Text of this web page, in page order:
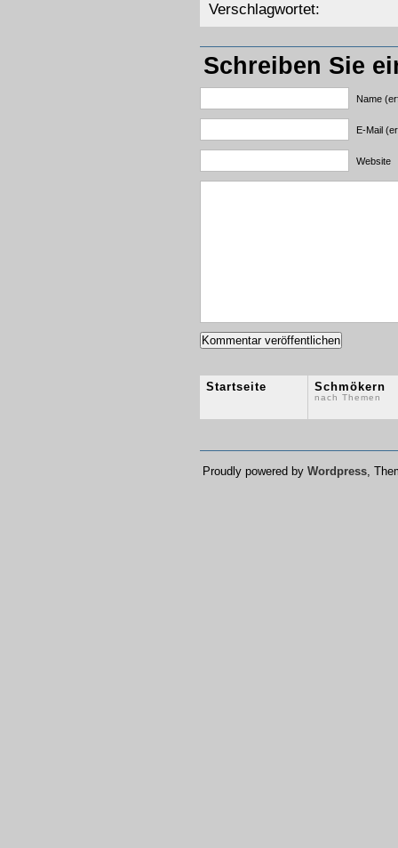
Verschlagwortet:
Schreiben Sie
Name
E-Mail
Website
Startseite Schmökern
nach Themen
Proudly powered by Wordpress,